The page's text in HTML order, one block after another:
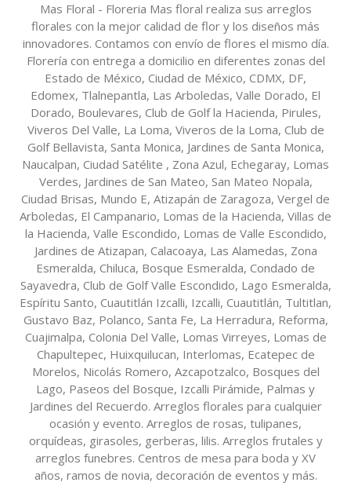
Mas Floral - Floreria Mas floral realiza sus arreglos
florales con la mejor calidad de flor y los diseños más
innovadores. Contamos con envío de flores el mismo día.
Florería con entrega a domicilio en diferentes zonas del
Estado de México, Ciudad de México, CDMX, DF,
Edomex, Tlalnepantla, Las Arboledas, Valle Dorado, El
Dorado, Boulevares, Club de Golf la Hacienda, Pirules,
Viveros Del Valle, La Loma, Viveros de la Loma, Club de
Golf Bellavista, Santa Monica, Jardines de Santa Monica,
Naucalpan, Ciudad Satélite , Zona Azul, Echegaray, Lomas
Verdes, Jardines de San Mateo, San Mateo Nopala,
Ciudad Brisas, Mundo E, Atizapán de Zaragoza, Vergel de
Arboledas, El Campanario, Lomas de la Hacienda, Villas de
la Hacienda, Valle Escondido, Lomas de Valle Escondido,
Jardines de Atizapan, Calacoaya, Las Alamedas, Zona
Esmeralda, Chiluca, Bosque Esmeralda, Condado de
Sayavedra, Club de Golf Valle Escondido, Lago Esmeralda,
Espíritu Santo, Cuautitlán Izcalli, Izcalli, Cuautitlán, Tultitlan,
Gustavo Baz, Polanco, Santa Fe, La Herradura, Reforma,
Cuajimalpa, Colonia Del Valle, Lomas Virreyes, Lomas de
Chapultepec, Huixquilucan, Interlomas, Ecatepec de
Morelos, Nicolás Romero, Azcapotzalco, Bosques del
Lago, Paseos del Bosque, Izcalli Pirámide, Palmas y
Jardines del Recuerdo. Arreglos florales para cualquier
ocasión y evento. Arreglos de rosas, tulipanes,
orquídeas, girasoles, gerberas, lilis. Arreglos frutales y
arreglos funebres. Centros de mesa para boda y XV
años, ramos de novia, decoración de eventos y más.